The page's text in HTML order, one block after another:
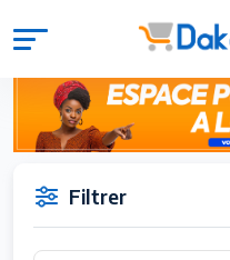
Filtrer